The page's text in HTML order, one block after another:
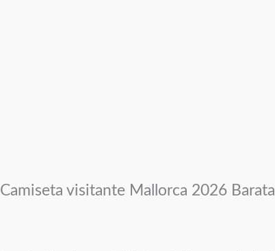
Camiseta visitante Mallorca 2026 Barata